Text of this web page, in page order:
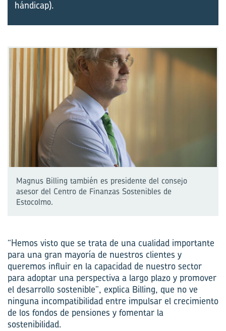
hándicap).
Magnus Billing también es presidente del consejo
asesor del Centro de Finanzas Sostenibles de
Estocolmo.
“Hemos visto que se trata de una cualidad importante
para una gran mayoría de nuestros clientes y
queremos influir en la capacidad de nuestro sector
para adoptar una perspectiva a largo plazo y promover
el desarrollo sostenible”, explica Billing, que no ve
ninguna incompatibilidad entre impulsar el crecimiento
de los fondos de pensiones y fomentar la
sostenibilidad.